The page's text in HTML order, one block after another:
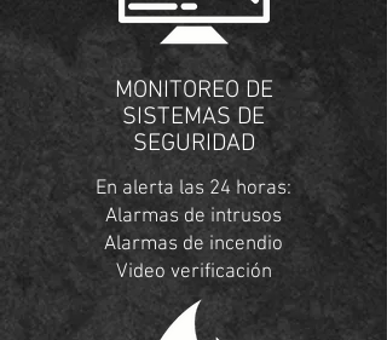
MONITOREO DE
SISTEMAS DE
SEGURIDAD
En alerta las 24 horas:
Alarmas de intrusos
Alarmas de incendio
Video verificación